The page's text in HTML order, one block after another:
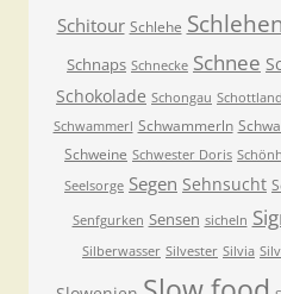
Schitour Schlehe Schlehen
Schnaps Schnecke Schnee
Schokolade Schongau Schottland
Schwammerl Schwammerln
Schweine Schwester Doris
Seelsorge Segen Sehnsucht
Senfgurken Sensen sicheln
Silberwasser Silvester Silvia